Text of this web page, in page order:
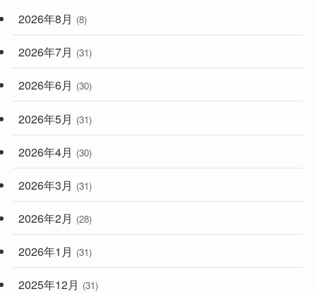
(248)
2026年8月 (8)
2026年7月 (31)
2026年6月 (30)
2026年5月 (31)
2026年4月 (30)
2026年3月 (31)
2026年2月 (28)
2026年1月 (31)
2025年12月 (31)